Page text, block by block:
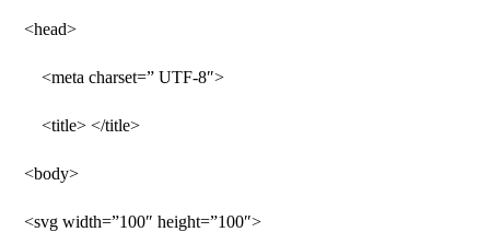
<head>
<meta charset=” UTF-8″>
<title> </title>
<body>
<svg width=”100″ height=”100″>